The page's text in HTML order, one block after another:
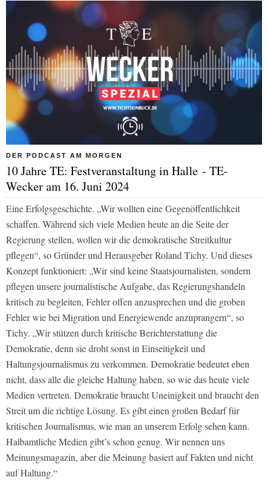
DER PODCAST AM MORGEN
10 Jahre TE: Festveranstaltung in Halle - TE-
Wecker am 16. Juni 2024
Eine Erfolgsgeschichte. „Wir wollten eine Gegenöffentlichkeit
schaffen. Während sich viele Medien heute an die Seite der
Regierung stellen, wollen wir die demokratische Streitkultur
pflegen“, so Gründer und Herausgeber Roland Tichy. Und dieses
Konzept funktioniert: „Wir sind keine Staatsjournalisten, sondern
pflegen unsere journalistische Aufgabe, das Regierungshandeln
kritisch zu begleiten, Fehler offen anzusprechen und die groben
Fehler wie bei Migration und Energiewende anzuprangern“, so
Tichy. „Wir stützen durch kritische Berichterstattung die
Demokratie, denn sie droht sonst in Einseitigkeit und
Haltungsjournalismus zu verkommen. Demokratie bedeutet eben
nicht, dass alle die gleiche Haltung haben, so wie das heute viele
Medien vertreten. Demokratie braucht Uneinigkeit und braucht den
Streit um die richtige Lösung. Es gibt einen großen Bedarf für
kritischen Journalismus, wie man an unserem Erfolg sehen kann.
Halbamtliche Medien gibt’s schon genug. Wir nennen uns
Meinungsmagazin, aber die Meinung basiert auf Fakten und nicht
auf Haltung.“